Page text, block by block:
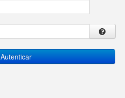
Autenticar